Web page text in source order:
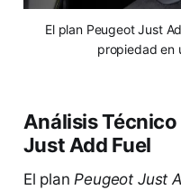
El plan Peugeot Just
propiedad en
Análisis
Just Add Fuel
El planPeugeot Just